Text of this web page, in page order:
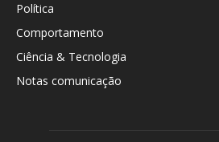
Política
Comportamento
Ciência & Tecnologia
Notas comunicação